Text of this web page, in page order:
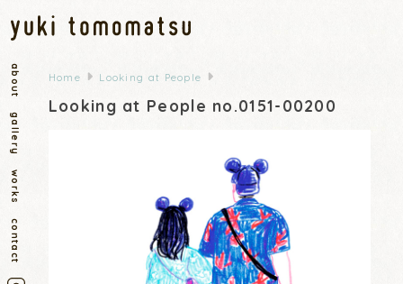
about
gallery
works
contact
Home Looking at People
Looking at People no.0151-00200